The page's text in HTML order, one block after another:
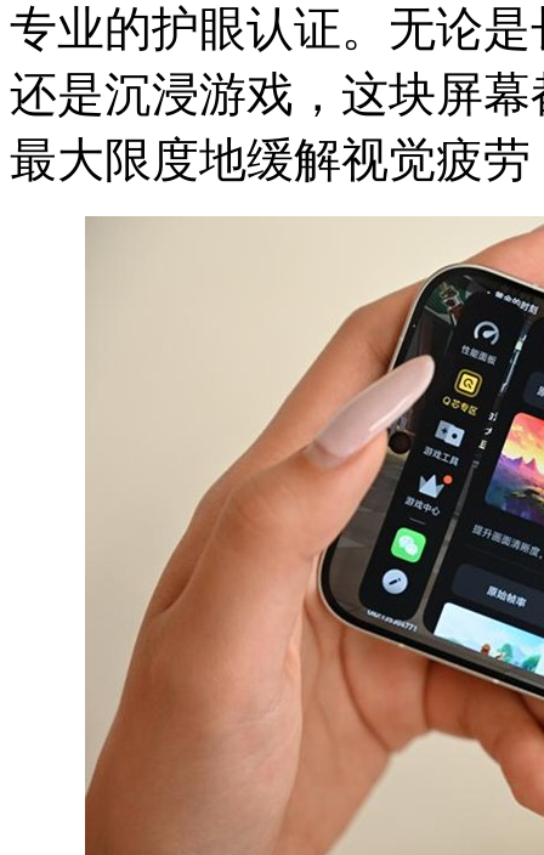
专业的护眼认证。无论
还是沉浸游戏，这块屏
最大限度地缓解视觉疲